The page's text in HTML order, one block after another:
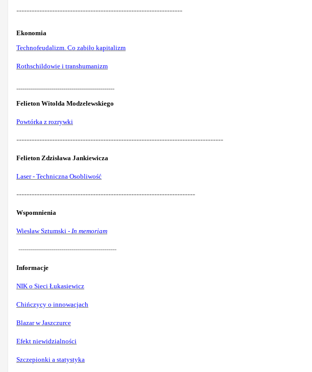
-----------------------------------------------------------------
Ekonomia
Technofeudalizm. Co zabiło kapitalizm
Rothschildowie i transhumanizm
------------------------------------------------
Felieton Witolda Modzelewskiego
Powtórka z rozrywki
---------------------------------------------------------------------------------
Felieton Zdzisława Jankiewicza
Laser - Techniczna Osobliwość
----------------------------------------------------------------------
Wspomnienia
Wiesław Sztumski - In memoriam
------------------------------------------------
Informacje
NIK o Sieci Łukasiewicz
Chińczycy o innowacjach
Blazar w Jaszczurce
Efekt niewidzialności
Szczepionki a statystyka